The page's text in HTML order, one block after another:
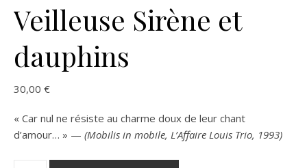
Veilleuse Sirène et
dauphins
30,00 €
« Car nul ne résiste au charme doux de leur chant
d’amour… » — (Mobilis in mobile, L’Affaire Louis Trio, 1993)